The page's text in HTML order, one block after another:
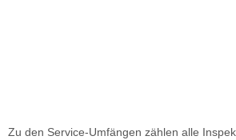
Zu den Service-Umfängen zählen alle